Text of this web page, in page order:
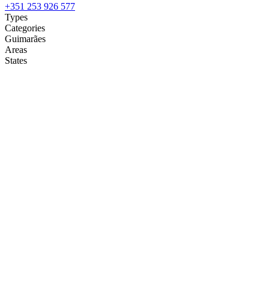
+351 253 926 577
Types
Categories
Guimarães
Areas
States